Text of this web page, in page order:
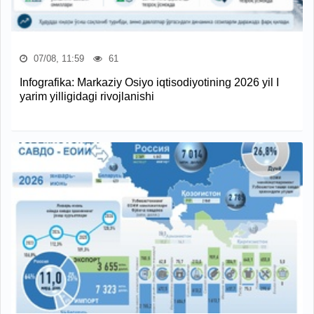
07/08, 11:59 61
Infografika: Markaziy Osiyo iqtisodiyotining 2026 yil I
yarim yilligidagi rivojlanishi